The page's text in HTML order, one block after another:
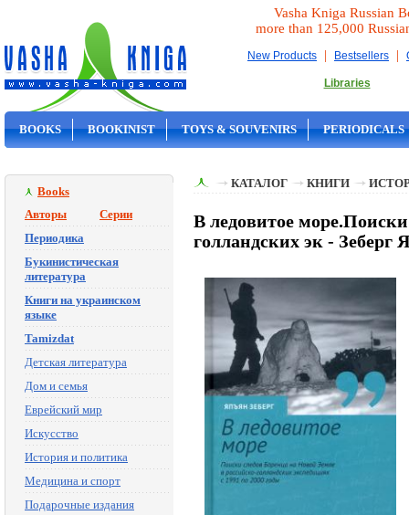
Vasha Kniga Russian
more than 125,000
New Products | Bestsellers |
Libraries
BOOKS BOOKINIST TOYS & SOUVENIRS PERIODICALS
Books
Авторы
Серии
Периодика
Букинистическая
литература
Книги на украинском
языке
Tamizdat
Детская литература
Дом и семья
Еврейский мир
Искусство
История и политика
Медицина и спорт
Подарочные издания
КАТАЛОГ КНИГИ
В ледовитое
голландских эк - Зеберг